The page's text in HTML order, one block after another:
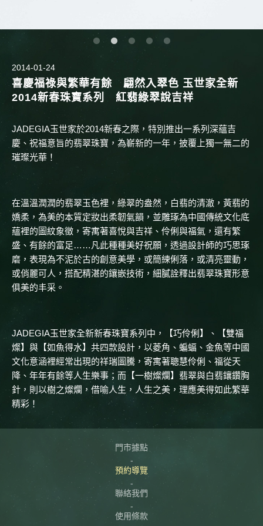
2014-01-24
喜慶福祿與繁華有餘 翩然入翠色 玉世家全新
2014新春珠寶系列 紅翡綠翠說吉祥
JADEGIA玉世家於2014新春之際，特別推出一系列深蘊吉
慶、祝福意旨的翡翠珠寶，為嶄新的一年，披覆上獨一無二的
璀璨光華！
在溫溫潤潤的翡翠玉色裡，綠翠的盎然，白翡的清澈，黃翡的
嬌柔，為美的本質定妝出柔韌氣韻，並雕琢為中國傳統文化底
蘊裡的圖紋象徵，寄寓著喜悅與吉祥、伶俐與福氣，還有繁
盛、有餘的富足……凡此種種美好祝願，透過設計師的巧思琢
磨，表現為不泥於古的創意美學，或簡練俐落，或清亮靈動，
或俏麗可人，搭配精湛的鑲嵌技術，細膩詮釋出翡翠珠寶形意
俱美的丰采。
JADEGIA玉世家全新新春珠寶系列中，【巧伶俐】、【雙福
燦】與【如魚得水】共四款設計，以菱角、蝙蝠、金魚等中國
文化意涵裡經常出現的祥瑞圖騰，寄寓著聰慧伶俐、福從天
降、年年有餘等人生樂事；而【一樹燦爛】翡翠與白翡鑲鑽胸
針，則以樹之燦爛，借喻人生，人生之美，理應美得如此繁華
精彩！
門市據點
預約導覽
聯絡我們
使用條款